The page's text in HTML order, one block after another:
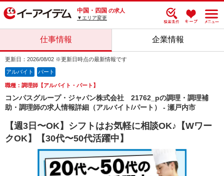
中国・四国 の求人
▼エリア変更
仕事情報 企業情報
更新日：2026/08/02 ※更新日時点の最新情報です
アルバイト パート
職種：調理師【アルバイト・パート】
コンパスグループ・ジャパン株式会社 21762_pの調理・調理補
助・調理師の求人情報詳細（アルバイト/パート） - 瀬戸内市
【週3日〜OK】シフトはお気軽に相談OK♪【Wワー
クOK】【30代〜50代活躍中】